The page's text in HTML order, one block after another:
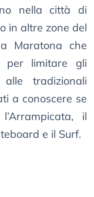
nella città di
in altre zone del
Maratona che
per limitare gli
tradizionali
a conoscere se
il
e il Surf.